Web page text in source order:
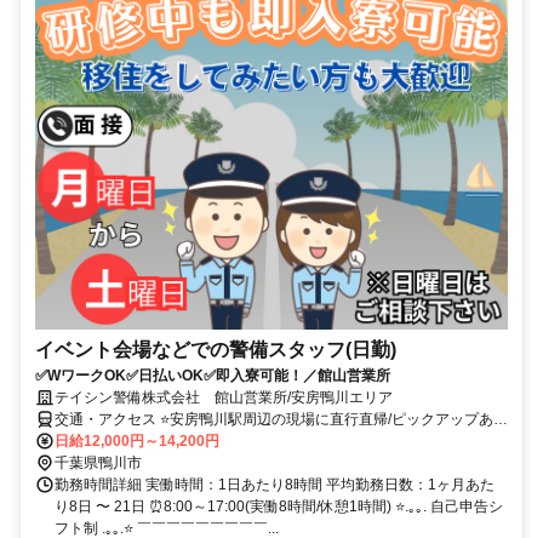
イベント会場などでの警備スタッフ(日勤)
✅WワークOK✅日払いOK✅即入寮可能！／館山営業所
テイシン警備株式会社 館山営業所/安房鴨川エリア
交通・アクセス ⭐安房鴨川駅周辺の現場に直行直帰/ピックアップあ
り！移動の心配は不要です♪
日給12,000円～14,200円
千葉県鴨川市
勤務時間詳細 実働時間：1日あたり8時間 平均勤務日数：1ヶ月あた
り8日 〜 21日 ⏰8:00～17:00(実働8時間/休憩1時間) ⭐.｡｡. 自己申告シ
フト制 .｡｡.⭐ ￣￣￣￣￣￣￣￣￣...